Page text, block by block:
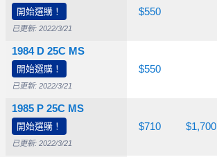
開始選購！
已更新: 2022/3/21
1984 D 25C MS
開始選購！
已更新: 2022/3/21
1985 P 25C MS
開始選購！
已更新: 2022/3/21
$12.50 $550
$25.00 $550
$20.00 $710 $1,700